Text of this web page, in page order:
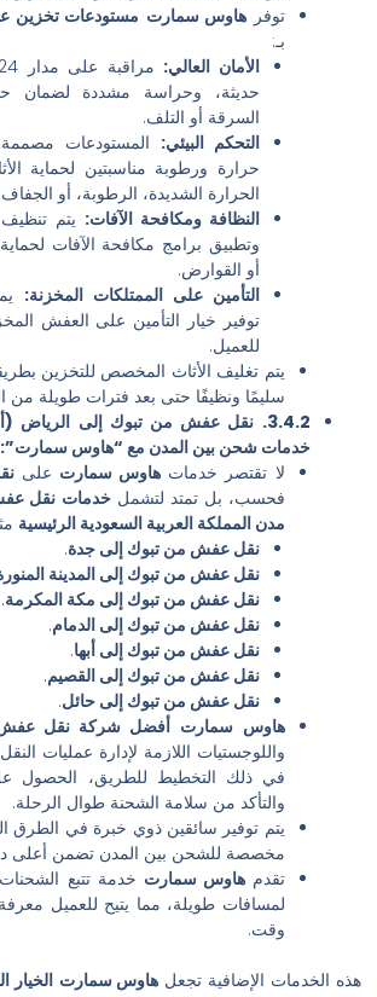
هاوس سمارت مستودعات تخزين عفش آمنة
الأمان العالي:
مراقبة على مدار 24
حديثة، وحراسة مشددة لضمان حماية
السرقة أو التلف.
التحكم البيئي:المستودعات مصممة للحفاظ
حرارة ورطوبة مناسبتين لحماية الأثاث من
الحرارة الشديدة، الرطوبة، أو الجفاف الزائد.
النظافة ومكافحة الآفات:يتم تنظيف المستودعات
وتطبيق برامج مكافحة الآفات لحماية الأثاث من
التأمين على الممتلكات المخزنة:يمكن لـهاوس
توفير خيار التأمين على العفش المخزن لراحة
تغليف الأثاث المخصص للتخزين بطريقة خاصة
ونظيفًا حتى بعد فترات طويلة من التخزين.
3.4.2. نقل عفش من تبوك إلى الرياض (أو جدة،
شحن بين المدن مع “هاوس سمارت”:
تقتصر خدماتهاوس سمارتعلى نقل العفش
بل تمتد لتشمل خدمات نقل عفش من تبوك
المملكة العربية السعودية الرئيسيةمثل:
نقل عفش من تبوك إلى جدة.
نقل عفش من تبوك إلى المدينة المنورة.
نقل عفش من تبوك إلى مكة المكرمة.
نقل عفش من تبوك إلى الدمام.
نقل عفش من تبوك إلى أبها.
نقل عفش من تبوك إلى القصيم.
نقل عفش من تبوك إلى حائل .
سمارت أفضل شركة نقل عفش تبوك
اللازمة لإدارة عمليات النقل لمسافات
ذلك التخطيط للطريق، الحصول على التصاريح
من سلامة الشحنة طوال الرحلة.
توفير سائقين ذوي خبرة في الطرق الطويلة،
للشحن بين المدن تضمن أعلى درجات الأمان
هاوس سمارتخدمة تتبع الشحنات لبعض
طويلة، مما يتيح للعميل معرفة مكان
الإضافية تجعلهاوس سمارت الخيار الشامل لكل